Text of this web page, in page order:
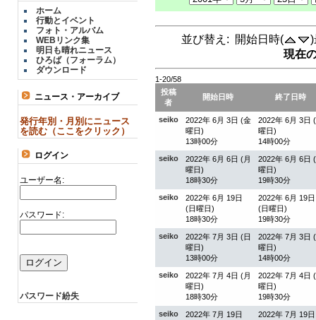
ホーム
行動とイベント
フォト・アルバム
WEBリンク集
明日も晴れニュース
ひろば（フォーラム）
ダウンロード
ニュース・アーカイブ
発行年別・月別にニュース
を読む（ここをクリック）
ログイン
ユーザー名:
パスワード:
パスワード紛失
並び替え: 開始日時(
)
現在
1-20/58
投稿
者
開始日時 終了日時
seiko
2022年 6月 3日 (金
曜日)
13時00分
2022年 6月 3日
曜日)
14時00分
seiko
2022年 6月 6日 (月
曜日)
18時30分
2022年 6月 6日
曜日)
19時30分
seiko
2022年 6月 19日
(日曜日)
18時30分
2022年 6月 19日
(日曜日)
19時30分
seiko
2022年 7月 3日 (日
曜日)
13時00分
2022年 7月 3日
曜日)
14時00分
seiko
2022年 7月 4日 (月
曜日)
18時30分
2022年 7月 4日
曜日)
19時30分
seiko
2022年 7月 19日
2022年 7月 19日